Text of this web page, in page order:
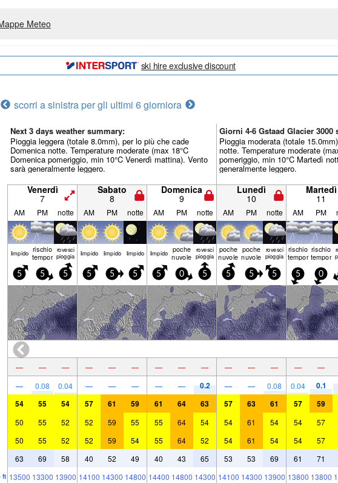
Meteo
ski hire exclusive discount
scorri a sinistra per gli ultimi 6 giorniora
Next 3 days weather summary:
Pioggia leggera (totale 8.0mm), per lo più che cade
Domenica notte. Temperature moderate (max 18°C
Domenica pomeriggio, min 10°C Venerdì mattina). Vento
sarà generalmente leggero.
Giorni 4-6 Gstaad Glacier
Pioggia moderata (totale
notte. Temperature moderate
pomeriggio, min 10°C Martedì
generalmente leggero.
Venerdì
7
Sabato
8
Domenica
9
Lunedì
10
Martedì
11
AM PM notte AM PM notte AM PM notte AM PM notte AM PM
limp­ido rischio
temporale
rovesci
pioggia limp­ido limp­ido limp­ido limp­ido poche
nuvole
rovesci
pioggia
poche
nuvole
poche
nuvole
rovesci
pioggia
rischio
temporale
rischio
5 5 5 5 5 5 5 0 5 5 5 5 5 0
— — — — — — — — — — — — — —
— 0.08 0.04 — — — — — 0.2 — — 0.08 0.04 0.1
54 55 54 57 61 59 61 64 63 57 63 61 57 59
50 55 52 52 59 55 55 64 54 54 61 54 54 57
50 55 52 52 59 54 55 64 52 54 61 54 54 57
63 69 58 40 52 49 40 43 65 53 53 69 61 71
ft 13500 13300 13900 14100 14300 14800 14400 14800 14300 14100 14300 13900 13800 13800